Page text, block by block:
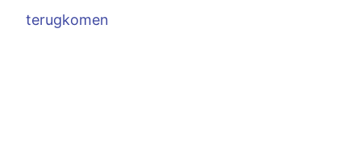
terugkomen